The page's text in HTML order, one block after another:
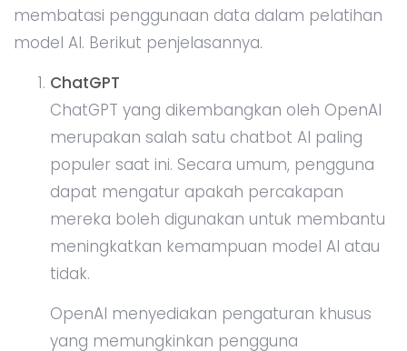
membatasi penggunaan data dalam pelatihan
model AI. Berikut penjelasannya.
ChatGPT
ChatGPT yang dikembangkan oleh OpenAI
merupakan salah satu chatbot AI paling
populer saat ini. Secara umum, pengguna
dapat mengatur apakah percakapan
mereka boleh digunakan untuk membantu
meningkatkan kemampuan model AI atau
tidak.
OpenAI menyediakan pengaturan khusus
yang memungkinkan pengguna